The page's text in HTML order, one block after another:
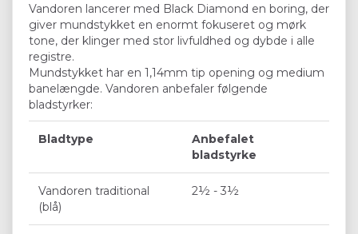
Vandoren lancerer med Black Diamond en boring, der
giver mundstykket en enormt fokuseret og mørk
tone, der klinger med stor livfuldhed og dybde i alle
registre.
Mundstykket har en 1,14mm tip opening og medium
banelængde. Vandoren anbefaler følgende
bladstyrker:
Bladtype
Anbefalet
bladstyrke
Vandoren traditional
(blå)
2½ - 3½